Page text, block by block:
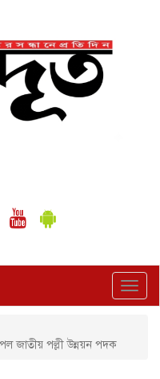
পেল জাতীয় পল্লী উন্নয়ন পদক